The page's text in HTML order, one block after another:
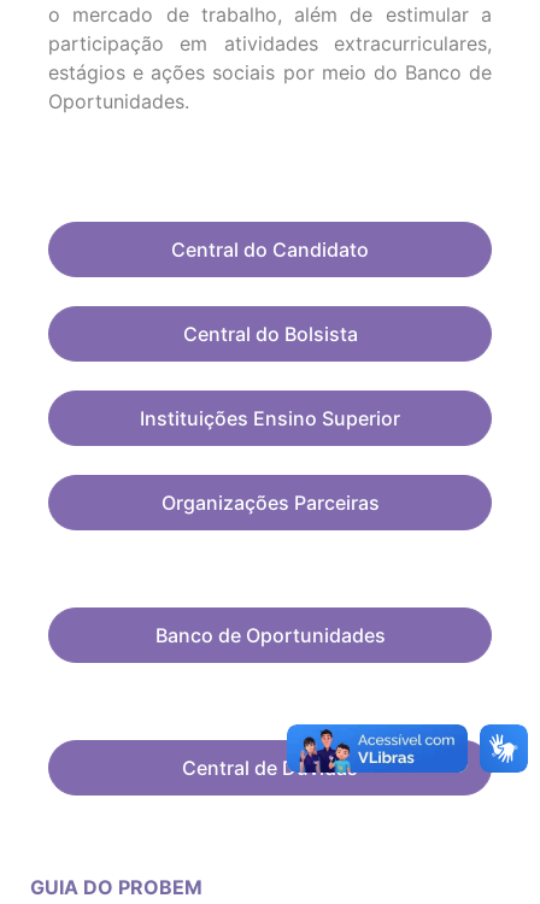
o mercado de trabalho, além de estimular a
participação em atividades extracurriculares,
estágios e ações sociais por meio do Banco de
Oportunidades.
Central do Candidato
Central do Bolsista
Instituições Ensino Superior
Organizações Parceiras
Banco de Oportunidades
Central de Dúvidas
GUIA DO PROBEM